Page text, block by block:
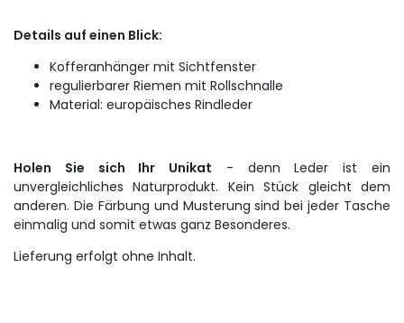
Details auf einen Blick:
Kofferanhänger mit Sichtfenster
regulierbarer Riemen mit Rollschnalle
Material: europäisches Rindleder
Holen Sie sich Ihr Unikat - denn Leder ist ein
unvergleichliches Naturprodukt. Kein Stück gleicht dem
anderen. Die Färbung und Musterung sind bei jeder Tasche
einmalig und somit etwas ganz Besonderes.
Lieferung erfolgt ohne Inhalt.